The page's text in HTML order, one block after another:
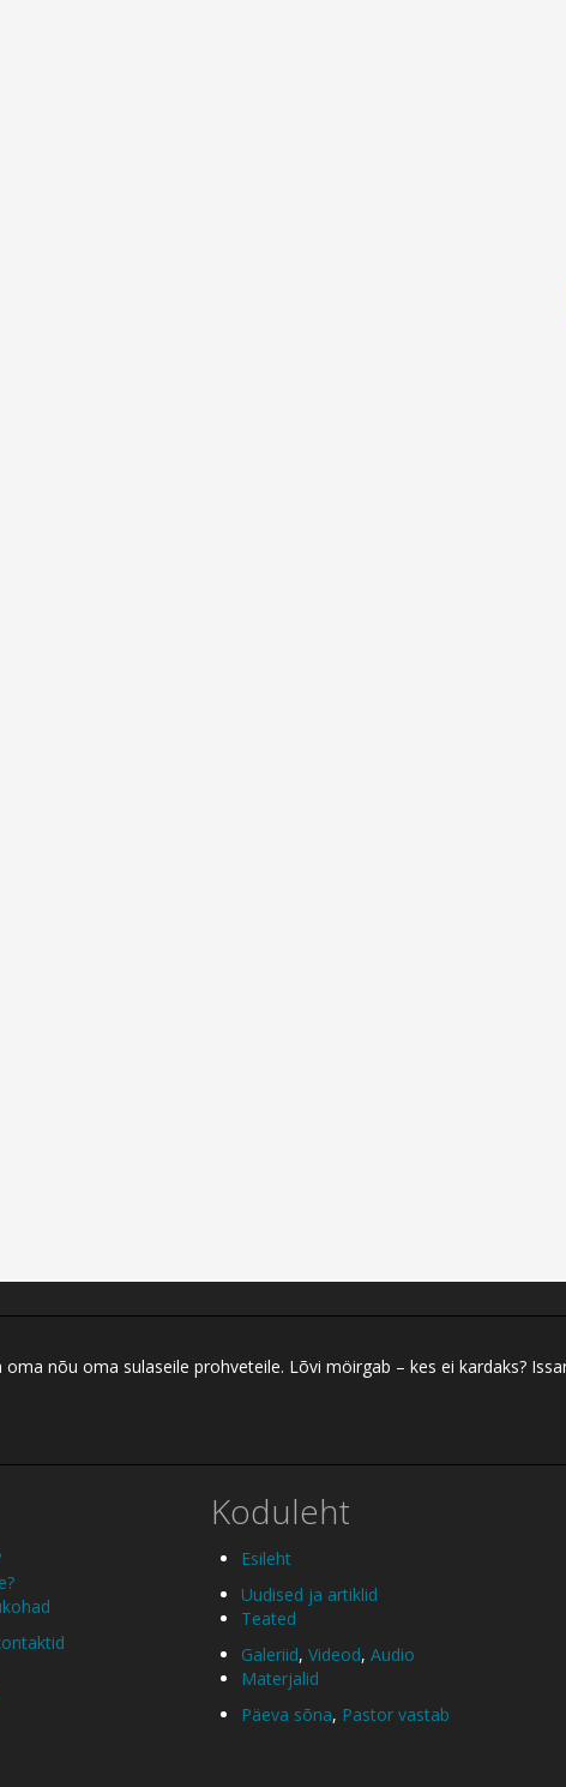
nõu oma sulaseile prohveteile. Lõvi möirgab – kes ei kardaks?
Koduleht
Esileht
Uudised ja artiklid
Teated
Galeriid, Videod, Audio
Materjalid
Päeva sõna, Pastor vastab